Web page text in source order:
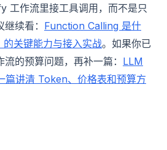
工作流里接工具调用，而不是只
续看： Function Calling 是什
关键能力与接入实战。如果你已
的预算问题，再补一篇： LLM
篇讲清 Token、价格表和预算方